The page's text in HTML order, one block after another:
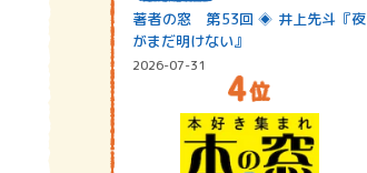
著者の窓 第53回 ◈ 井上先斗『夜
がまだ明けない』
2026-07-31